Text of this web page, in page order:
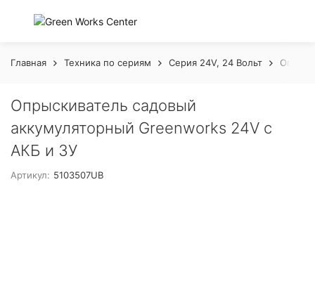
Главная Техника по сериям Серия 24V, 24 Вольт
Опрыскиватель садовый
аккумуляторный Greenworks 24V с
АКБ и ЗУ
Артикул: 5103507UB